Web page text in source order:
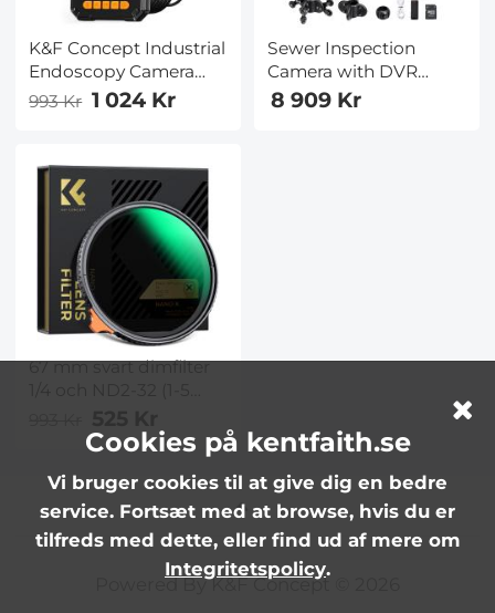
K&F Concept Industrial
Endoscopy Camera
8mm Endoscopy
Snake Camera with
LED Lights, Semi Rigid
Cable for Auto, Engine,
Drain Inspection
(8mm, 2m/6.5ft)
Orange
993 Kr 1 024 Kr
Sewer Inspection
Camera with DVR
Recorder 20m/66ft
8 909 Kr
67 mm svart dimfilter
objektivfilter, 2-i-1, med
28 lager flera
lagerbeläggning,
Nano-Xcel-serien
Powered By K&F Concept © 2026
Cookies på kentfaith.se
Vi bruger cookies til at give dig en bedre
service. Fortsæt med at browse, hvis du er
tilfreds med dette, eller find ud af mere om
Integritetspolicy.